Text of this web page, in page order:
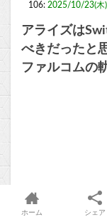
106: 2025/10/23(木
アライズは
べきだったと
ファルコムの
ホーム シェア